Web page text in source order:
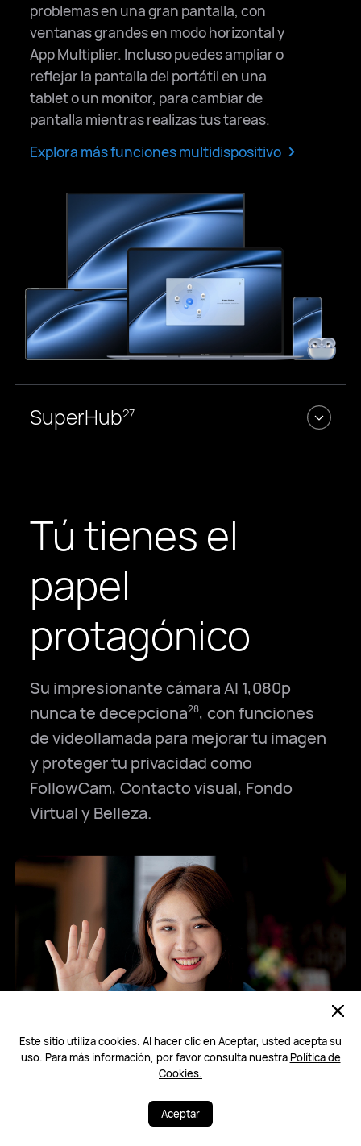
Este sitio utiliza cookies. Al hacer clic en Aceptar, usted acepta su
uso. Para más información, por favor consulta nuestraPolítica de
Cookies.
Aceptar
problemas en una gran pantalla, con
ventanas grandes en modo horizontal y
App Multiplier. Incluso puedes ampliar o
reflejar la pantalla del portátil en una
tablet o un monitor, para cambiar de
pantalla mientras realizas tus tareas.
Explora más funciones multidispositivo >
SuperHub27
Tú tienes el
papel
protagónico
Su impresionante cámara AI 1,080p
nunca te decepciona28, con funciones
de videollamada para mejorar tu imagen
y proteger tu privacidad como
FollowCam, Contacto visual, Fondo
Virtual y Belleza.
Belleza
Resalta tu encanto